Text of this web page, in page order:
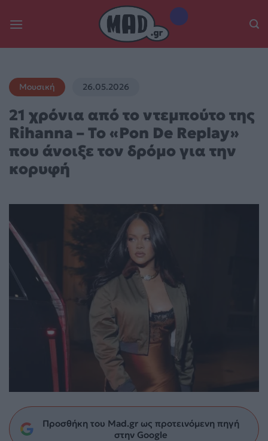
Μουσική 26.05.2026
21 χρόνια από το ντεμπούτο της
Rihanna – Το «Pon De Replay»
που άνοιξε τον δρόμο για την
κορυφή
Προσθήκη του Mad.gr ως προτεινόμενη πηγή
στην Google